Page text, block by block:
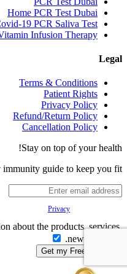
Home PCR Test Dubai
19 PCR Saliva Test
Infusion Therapy
Legal
Terms & Conditions
Patient Rights
Privacy Policy
Refund/Return Policy
Cancellation Policy
Stay on top of your health!
guide to keep you fit.
Privacy
about the products, services,
news & offers.